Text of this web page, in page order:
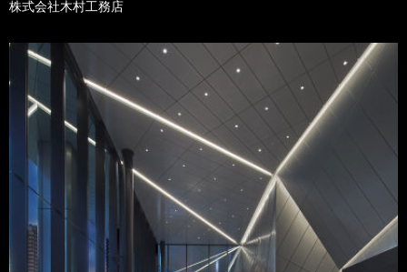
株式会社木村工務店